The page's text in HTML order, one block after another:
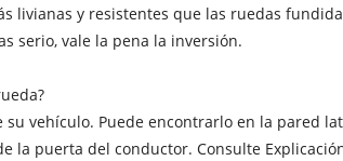
livianas y resistentes que las ruedas
serio, vale la pena la inversión.
vehículo. Puede encontrarlo en la pared
la puerta del conductor. Consulte